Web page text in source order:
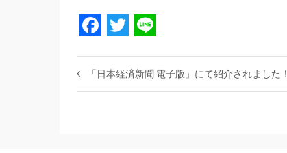
Facebook
Twitter
「日本経済新聞 電子版」にて紹介されました！